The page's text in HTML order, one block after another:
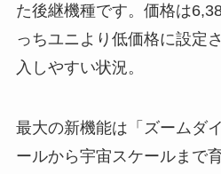
た後継機種です。価格は
っちユニより低価格に設定
入しやすい状況。
最大の新機能は「ズームダ
ールから宇宙スケールまで